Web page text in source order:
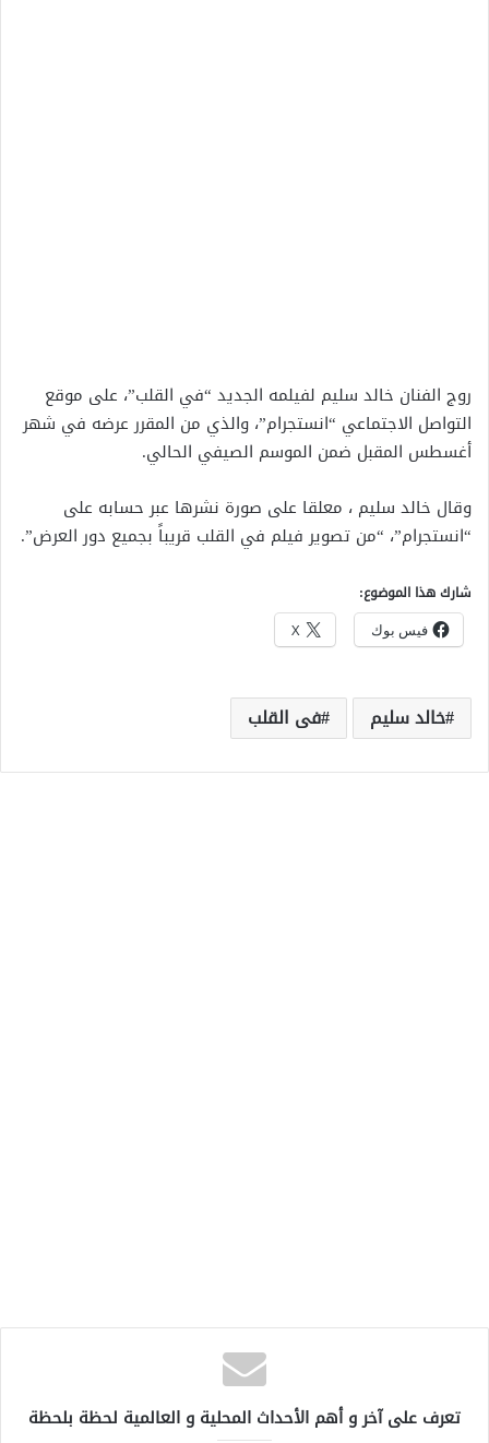
روج الفنان خالد سليم لفيلمه الجديد “في القلب”، على موقع
التواصل الاجتماعي “انستجرام”، والذي من المقرر عرضه في شهر
أغسطس المقبل ضمن الموسم الصيفي الحالي.
وقال خالد سليم ، معلقا على صورة نشرها عبر حسابه على
“انستجرام”، “من تصوير فيلم في القلب قريباً بجميع دور العرض”.
شارك هذا الموضوع:
فيس بوك X
خالد سليم فى القلب
تعرف على آخر و أهم الأحداث المحلية و العالمية لحظة بلحظة